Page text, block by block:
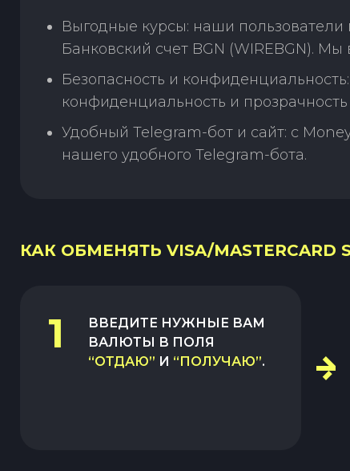
Выгодные курсы: наши пользователи
Банковский счет BGN (WIREBGN).
Безопасность и
конфиденциальность и
Удобный Telegram-бот и сайт: с
нашего удобного Telegram-бота.
КАК ОБМЕНЯТЬ VISA/MASTERCARD
1
ВВЕДИТЕ НУЖНЫЕ ВАМ
ВАЛЮТЫ В ПОЛЯ
“ОТДАЮ” И “ПОЛУЧАЮ”.